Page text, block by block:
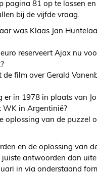
pagina 81 op te lossen en
bij de vijfde vraag.
was Klaas Jan
reserveert Ajax nu
de film over Gerald
er in 1978 in plaats van
WK in Argentinië?
oplossing van de puzzel
en de oplossing van
juiste antwoorden dan
in via onderstaand